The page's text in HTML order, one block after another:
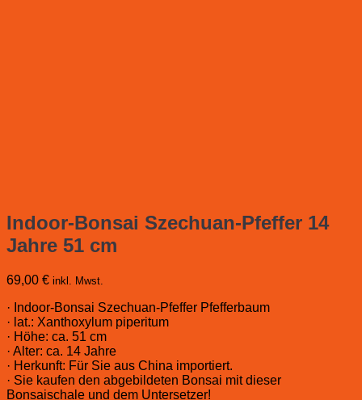
Indoor-Bonsai Szechuan-Pfeffer 14
Jahre 51 cm
69,00 € inkl. Mwst.
· Indoor-Bonsai Szechuan-Pfeffer Pfefferbaum
· lat.: Xanthoxylum piperitum
· Höhe: ca. 51 cm
· Alter: ca. 14 Jahre
· Herkunft: Für Sie aus China importiert.
· Sie kaufen den abgebildeten Bonsai mit dieser
Bonsaischale und dem Untersetzer!